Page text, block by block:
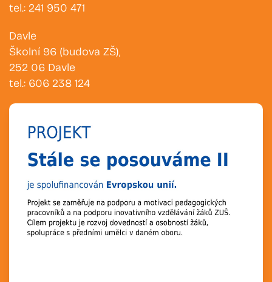
tel.: 241 950 471
Davle
Školní 96 (budova ZŠ),
252 06 Davle
tel.: 606 238 124